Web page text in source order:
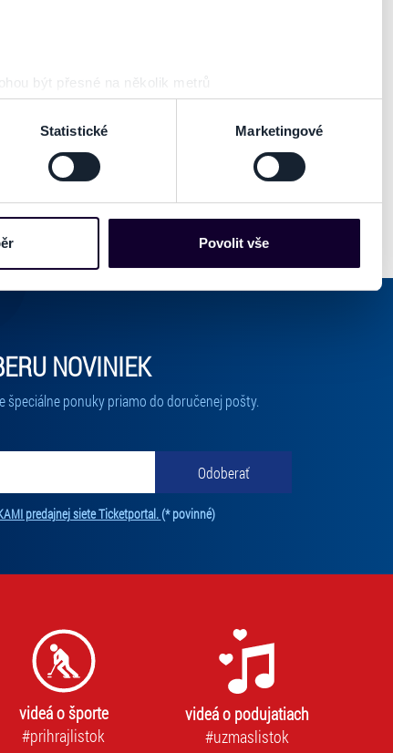
být přesné na několik metrů
charakteristiky (otisk prstu)
si předvolby v
části s podrobnostmi. Svůj souhlas
cookie.
stránkách. Tyto informace mohou představovat
webu nebo k personalizaci obsahu a reklam.
upravíte zaškrtnutím příslušné varianty. Svoji volbu
Statistické Marketingové
Povolit vše
NOVINIEK
špeciálne ponuky priamo do doručenej pošty.
Odoberať
stranami.
predajnej siete Ticketportal. (* povinné)Tento súhlas je povinný na odber
videá o športe
#prihrajlistok
videá o podujatiach
#uzmaslistok